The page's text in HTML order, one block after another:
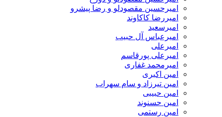
امیرحسین مقصودلو و رضا پیشرو
امیررضا کاکاوند
امیرسعید
امیرعباس آل حبیب
امیرعلی
امیرعلی پورقاسم
امیرمحمد غفاری
امین اکبری
امین تیرزاد و سام سهراب
امین حبیبی
امین حسنوند
امین رستمی